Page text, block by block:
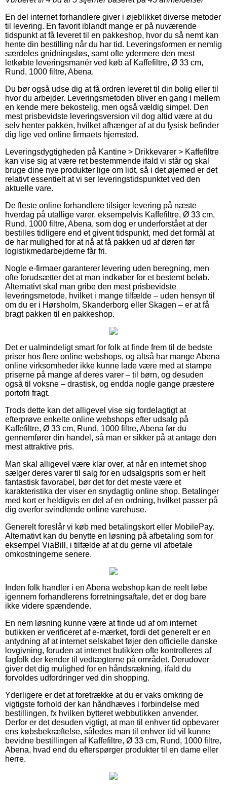
En del internet forhandlere giver i øjeblikket diverse metoder
til levering. En favorit iblandt mange er på nuværende
tidspunkt at få leveret til en pakkeshop, hvor du så nemt kan
hente din bestilling når du har tid. Leveringsformen er nemlig
særdeles gnidningsløs, samt ofte ydermere den mest
letkøbte leveringsmanér ved køb af Kaffefiltre, Ø 33 cm,
Rund, 1000 filtre, Abena.
Du bør også udse dig at få ordren leveret til din bolig eller til
hvor du arbejder. Leveringsmetoden bliver en gang i mellem
en kende mere bekostelig, men også vældig simpel. Den
mest prisbevidste leveringsversion vil dog altid være at du
selv henter pakken, hvilket afhænger af at du fysisk befinder
dig lige ved online firmaets hjemsted.
Leveringsdygtigheden på Kantine > Drikkevarer > Kaffefiltre
kan vise sig at være ret bestemmende ifald vi står og skal
bruge dine nye produkter lige om lidt, så i det øjemed er det
relativt essentielt at vi ser leveringstidspunktet ved den
aktuelle vare.
De fleste online forhandlere tilsiger levering på næste
hverdag på utallige varer, eksempelvis Kaffefiltre, Ø 33 cm,
Rund, 1000 filtre, Abena, som dog er underforstået at der
bestilles tidligere end et givent tidspunkt, med det formål at
de har mulighed for at nå at få pakken ud af døren før
logistikmedarbejderne får fri.
Nogle e-firmaer garanterer levering uden beregning, men
ofte forudsætter det at man indkøber for et bestemt beløb.
Alternativt skal man gribe den mest prisbevidste
leveringsmetode, hvilket i mange tilfælde – uden hensyn til
om du er i Hørsholm, Skanderborg eller Skagen – er at få
bragt pakken til en pakkeshop.
Det er ualmindeligt smart for folk at finde frem til de bedste
priser hos flere online webshops, og altså har mange Abena
online virksomheder ikke kunne lade være med at stampe
priserne på mange af deres varer – til børn, og desuden
også til voksne – drastisk, og endda nogle gange præstere
portofri fragt.
Trods dette kan det alligevel vise sig fordelagtigt at
efterprøve enkelte online webshops efter udsalg på
Kaffefiltre, Ø 33 cm, Rund, 1000 filtre, Abena før du
gennemfører din handel, så man er sikker på at antage den
mest attraktive pris.
Man skal alligevel være klar over, at når en internet shop
sælger deres varer til salg for en udsalgspris som er helt
fantastisk favorabel, bør det for det meste være et
karakteristika der viser en snydagtig online shop. Betalinger
med kort er heldigvis en del af en ordning, hvilket passer på
dig overfor svindlende online varehuse.
Generelt foreslår vi køb med betalingskort eller MobilePay.
Alternativt kan du benytte en løsning på afbetaling som for
eksempel ViaBill, i tilfælde af at du gerne vil afbetale
omkostningerne senere.
Inden folk handler i en Abena webshop kan de reelt løbe
igennem forhandlerens forretningsaftale, det er dog bare
ikke videre spændende.
En nem løsning kunne være at finde ud af om internet
butikken er verificeret af e-mærket, fordi det generelt er en
antydning af at internet selskabet føjer den officielle danske
lovgivning, foruden at internet butikken ofte kontrolleres af
fagfolk der kender til vedtægterne på området. Derudover
giver det dig mulighed for en håndsrækning, ifald du
forvoldes udfordringer ved din shopping.
Yderligere er det at foretrække at du er vaks omkring de
vigtigste forhold der kan håndhæves i forbindelse med
bestillingen, fx hvilken bytteret webbutikken anvender.
Derfor er det desuden vigtigt, at man til enhver tid opbevarer
ens købsbekræftelse, således man til enhver tid vil kunne
bevidne bestillingen af Kaffefiltre, Ø 33 cm, Rund, 1000 filtre,
Abena, hvad end du efterspørger produkter til en dame eller
herre.